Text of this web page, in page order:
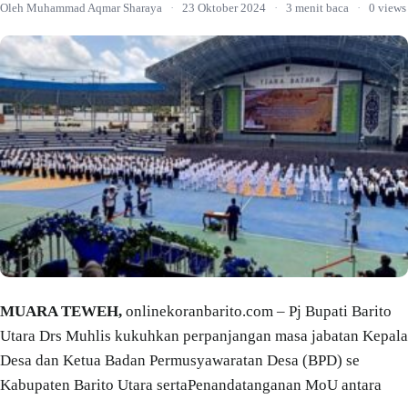
Oleh Muhammad Aqmar Sharaya · 23 Oktober 2024 · 3 menit baca · 0 views
MUARA TEWEH, onlinekoranbarito.com – Pj Bupati Barito
Utara Drs Muhlis kukuhkan perpanjangan masa jabatan Kepala
Desa dan Ketua Badan Permusyawaratan Desa (BPD) se
Kabupaten Barito Utara sertaPenandatanganan MoU antara